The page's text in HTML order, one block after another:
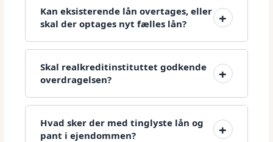
Kan eksisterende lån overtages, eller
skal der optages nyt fælles lån?
Skal realkreditinstituttet godkende
overdragelsen?
Hvad sker der med tinglyste lån og
pant i ejendommen?